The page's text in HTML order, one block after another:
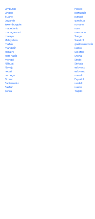
Limburgo
Lingala
lituano
Luganda
luxemburgués
macedónio
madagascarí
malayo
Malayalam
maltés
mandarín
Marathi
Marshallés
mongol
Náhuatl
Navajo
nepalí
noruego
Oromo
Papiamento
Pastún
persa
Polaco
portugués
punjabi
quechua
rumano
ruso
samoano
Sango
Sanskrit
gaélico escocés
serbio
Sesotho
Shona
Sindhi
Sinhala
eslovaco
esloveno
somalí
Español
swahili
sueco
Tagalo